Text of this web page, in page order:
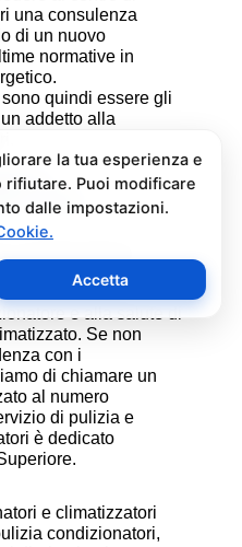
una consulenza
di un nuovo
normative in
quindi essere gli
addetto alla
Alice
fatta con
per non
e alla salute di
Se non
con i
di chiamare un
al numero
di pulizia e
è dedicato
e climatizzatori
condizionatori,